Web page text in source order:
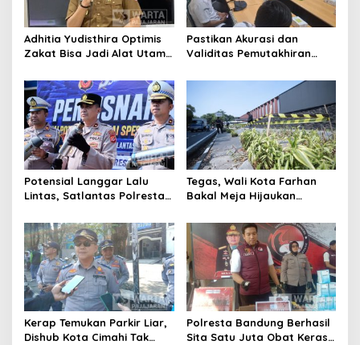
Adhitia Yudisthira Optimis
Zakat Bisa Jadi Alat Utama
Kota Cimahi
Pastikan Akurasi dan
Validitas Pemutakhiran
Cimahi Lakukan
Potensial Langgar Lalu
Lintas, Satlantas Polresta
Motor Berknalpot Brong
Tegas, Wali Kota Farhan
Bakal Meja Hijaukan
Riau
Kerap Temukan Parkir Liar,
Dishub Kota Cimahi Tak
Polresta Bandung Berhasil
Sita Satu Juta Obat Keras